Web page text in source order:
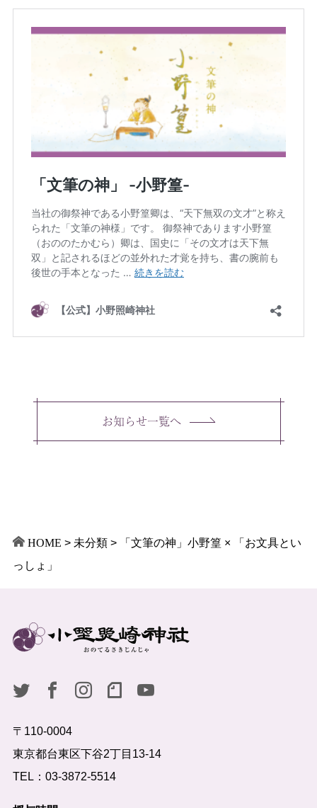
お知らせ一覧へ
HOME > 未分類>
「文筆の神」小野篁 × 「お文具とい
っしょ」
〒110-0004
東京都台東区下谷2丁目13-14
TEL：03-3872-5514